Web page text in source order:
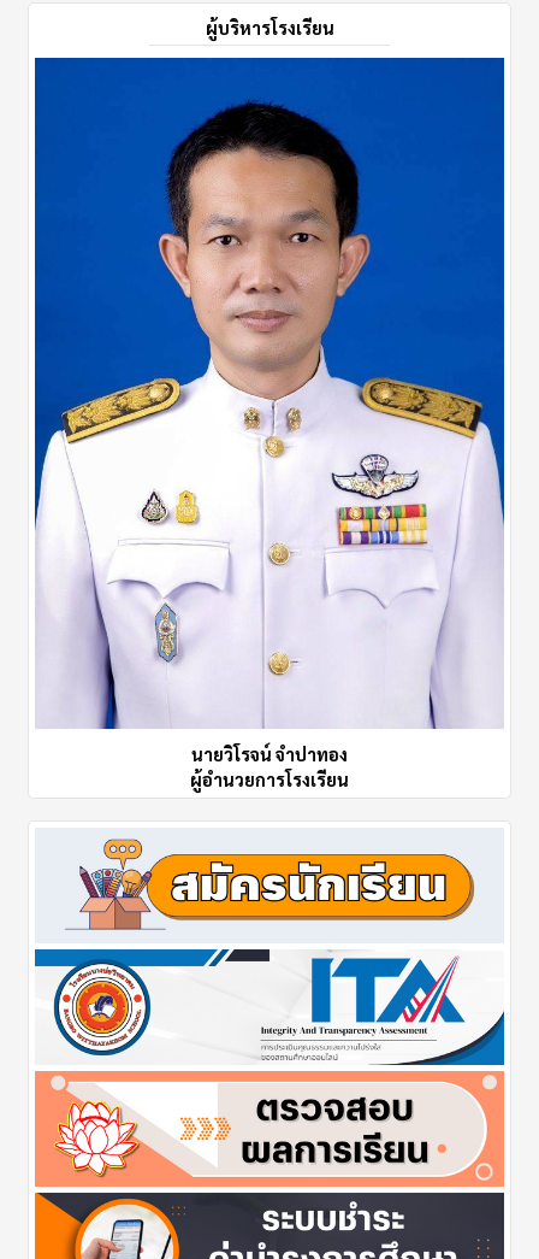
ผู้บริหารโรงเรียน
นายวิโรจน์ จำปาทอง
ผู้อำนวยการโรงเรียน